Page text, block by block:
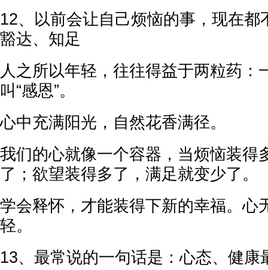
12、以前会让自己烦恼的事，现在都
豁达、知足
人之所以年轻，往往得益于两粒药：
叫“感恩”。
心中充满阳光，自然花香满径。
我们的心就像一个容器，当烦恼装得
了；欲望装得多了，满足就变少了。
学会释怀，才能装得下新的幸福。心
轻。
13、最常说的一句话是：心态、健康